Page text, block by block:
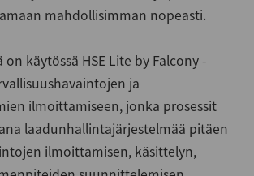
mahdollisimman nopeasti.
on käytössä HSE Lite by Falcony -
ja
ilmoittamiseen, jonka prosessit
laadunhallintajärjestelmää pitäen
ilmoittamisen, käsittelyn,